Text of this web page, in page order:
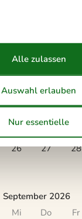
Mi Do Fr
12 13 14
19 20
26 27 28
September 2026
Mi Do Fr